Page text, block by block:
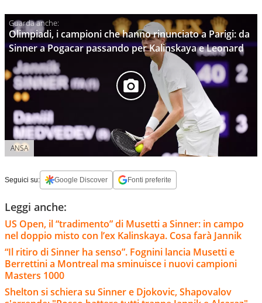
Olimpiadi, i campioni che hanno rinunciato a Parigi: da
Sinner a Pogacar passando per Kalinskaya e Leonard
ANSA
Seguici su: Google Discover Fonti preferite
Leggi anche:
US Open, il “tradimento” di Musetti a Sinner: in campo
nel doppio misto con l’ex Kalinskaya. Cosa farà Jannik
“Il ritiro di Sinner ha senso”. Fognini lancia Musetti e
Berrettini a Montreal ma sminuisce i nuovi campioni
Masters 1000
Shelton si schiera su Sinner e Djokovic, Shapovalov